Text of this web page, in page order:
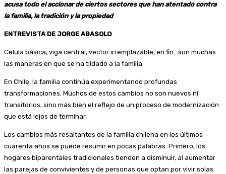
acusa todo el accionar de ciertos sectores que han atentado contra
la familia, la tradición y la propiedad
ENTREVISTA DE JORGE ABASOLO
Célula básica, viga central, vector irremplazable, en fin…son muchas
las maneras en que se ha tildado a la familia.
En Chile, la familia continúa experimentando profundas
transformaciones. Muchos de estos cambios no son nuevos ni
transitorios, sino más bien el reflejo de un proceso de modernización
que está lejos de terminar.
Los cambios más resaltantes de la familia chilena en los últimos
cuarenta años se puede resumir en pocas palabras. Primero, los
hogares biparentales tradicionales tienden a disminuir, al aumentar
las parejas de convivientes y de personas que optan por vivir solas.